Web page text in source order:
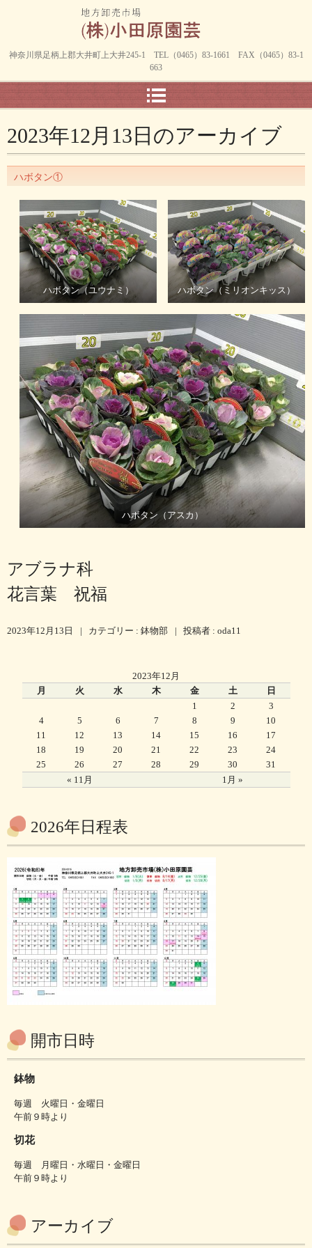
神奈川県足柄上郡大井町上大井245-1 TEL（0465）83-1661 FAX（0465）83-1
663
2023年12月13日 のアーカイブ
ハボタン①
ハボタン（ユウナミ） ハボタン（ミリオンキッス）
ハボタン（アスカ）
アブラナ科
花言葉 祝福
2023年12月13日 | カテゴリー : 鉢物部 | 投稿者 : oda11
2023年12月
月
火 水 木 金 土 日
« 11月 1月 »
1 2
3
4
5 6 7 8 9
10
11
12 13 14 15 16
17
18
19 20 21 22 23
24
25
26 27 28 29 30 31
2026年日程表
開市日時
鉢物
毎週 火曜日・金曜日
午前９時より
切花
毎週 月曜日・水曜日・金曜日
午前９時より
アーカイブ